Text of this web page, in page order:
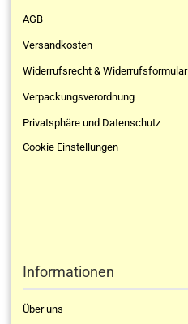
AGB
Versandkosten
Widerrufsrecht & Widerrufsformular
Verpackungsverordnung
Privatsphäre und Datenschutz
Cookie Einstellungen
Informationen
Über uns